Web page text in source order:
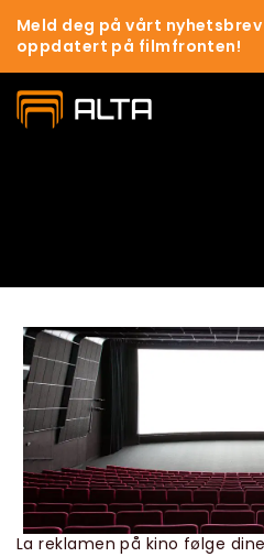
Meld deg på vårt
oppdatert på filmfronten!
La reklamen på kino følge